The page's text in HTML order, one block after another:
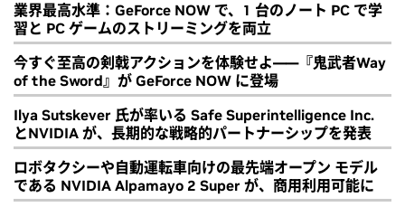
業界最高水準：GeForce NOW で、1 台のノート PC で学
習と PC ゲームのストリーミングを両立
今すぐ至高の剣戟アクションを体験せよ――『鬼武者Way
of the Sword』が GeForce NOW に登場
Ilya Sutskever 氏が率いる Safe Superintelligence Inc.
とNVIDIA が、長期的な戦略的パートナーシップを発表
ロボタクシーや自動運転車向けの最先端オープン モデル
である NVIDIA Alpamayo 2 Super が、商用利用可能に